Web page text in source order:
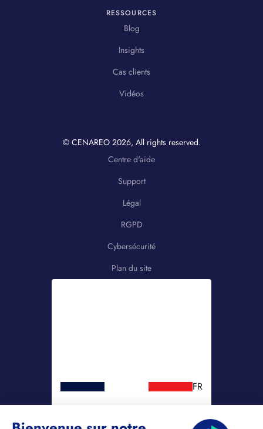
RESSOURCES
Blog
Insights
Cas clients
Vidéos
© CENAREO 2026, All rights reserved.
Centre d'aide
Support
Légal
RGPD
Cybersécurité
Plan du site
FR